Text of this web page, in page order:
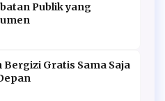
Publik yang
Gratis Sama Saja